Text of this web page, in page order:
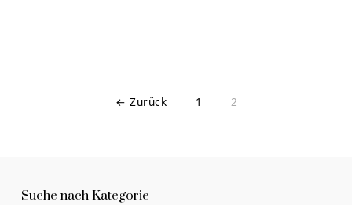
← Zurück 1 2
Suche nach Kategorie